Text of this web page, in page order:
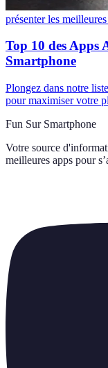
présenter les
Top 10 des Apps
Smartphone
Plongez dans notre
pour maximiser votre
Fun Sur Smartphone
Votre source
meilleures apps pour